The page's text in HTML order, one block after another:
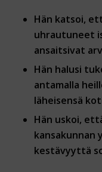
Hän katsoi,
uhrautuneet
ansaitsivat
Hän halusi
antamalla
läheisensä
Hän uskoi,
kestävyyttä